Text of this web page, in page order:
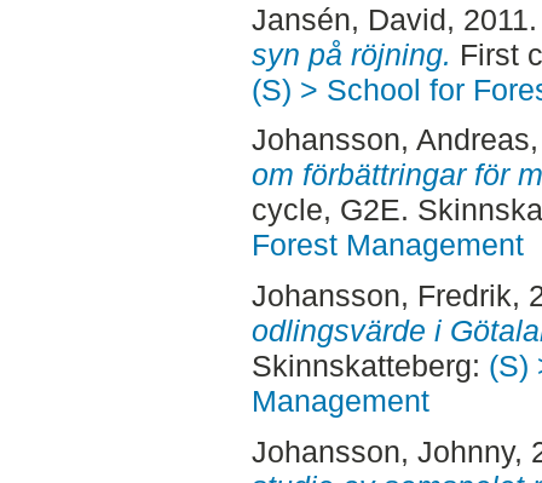
Jansén, David,
syn på röjning. First
(S) > School for
Johansson, Andreas
om förbättringar för
cycle, G2E.
Forest Management
Johansson, Fredrik,
odlingsvärde i
Skinnskatteberg: (S)
Management
Johansson, Johnny,